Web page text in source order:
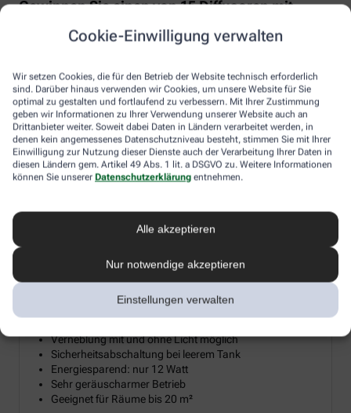
Cookie-Einwilligung verwalten
Wir setzen Cookies, die für den Betrieb der Website technisch erforderlich
sind. Darüber hinaus verwenden wir Cookies, um unsere Website für Sie
optimal zu gestalten und fortlaufend zu verbessern. Mit Ihrer Zustimmung
geben wir Informationen zu Ihrer Verwendung unserer Website auch an
Drittanbieter weiter. Soweit dabei Daten in Ländern verarbeitet werden, in
denen kein angemessenes Datenschutzniveau besteht, stimmen Sie mit Ihrer
Einwilligung zur Nutzung dieser Dienste auch der Verarbeitung Ihrer Daten in
diesen Ländern gem. Artikel 49 Abs. 1 lit. a DSGVO zu. Weitere Informationen
können Sie unserer Datenschutzerklärung entnehmen.
Alle akzeptieren
Nur notwendige akzeptieren
Einstellungen verwalten
Gewinnen Sie einen von 15 Diffusoren mit
Wohlfühloase erschaffen können. Ein Diffusor verwandelt
ätherische Öle in eine sanfte Duftwolke, die Reizhusten lindert, die
Raumluft befeuchtet und so gerade im Winter trockener
Heizungsluft entgegenwirkt. Machen Sie mit und holen Sie sich
mit etwas Glück die wohltuende Kraft der Aromen und Öle direkt
ins Wohnzimmer.
Timerfunktion bis 20 m²
Mikrofeine Zerstäubung mit Ultraschall
Wellnesslicht mit Farbwechsel für eine angenehme
Zur Raumbeduftung mit Aromaölen geeignet
Verneblung mit und ohne Licht möglich
Sicherheitsabschaltung bei leerem Tank
Energiesparend: nur 12 Watt
Sehr geräuscharmer Betrieb
Geeignet für Räume bis 20 m²